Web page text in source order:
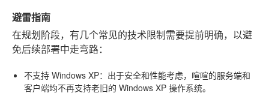
避雷指南
在规划阶段，有几个常见的技术限制需要提前明确，以避
免后续部署中走弯路：
不支持 Windows XP：出于安全和性能考虑，喧喧的服务端和
客户端均不再支持老旧的 Windows XP 操作系统。